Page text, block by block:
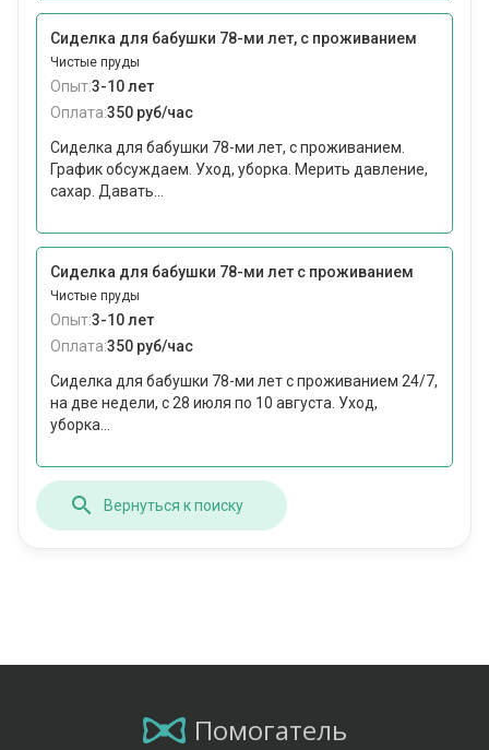
Сиделка для бабушки 78-ми лет, с проживанием
Чистые пруды
Опыт:3-10 лет
Оплата:350 руб/час
Сиделка для бабушки 78-ми лет, с проживанием.
График обсуждаем. Уход, уборка. Мерить давление,
сахар. Давать...
Сиделка для бабушки 78-ми лет с проживанием
Чистые пруды
Опыт:3-10 лет
Оплата:350 руб/час
Сиделка для бабушки 78-ми лет с проживанием 24/7,
на две недели, с 28 июля по 10 августа. Уход,
уборка...
Вернуться к поиску
Помогатель